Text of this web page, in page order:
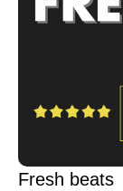
Fresh beats